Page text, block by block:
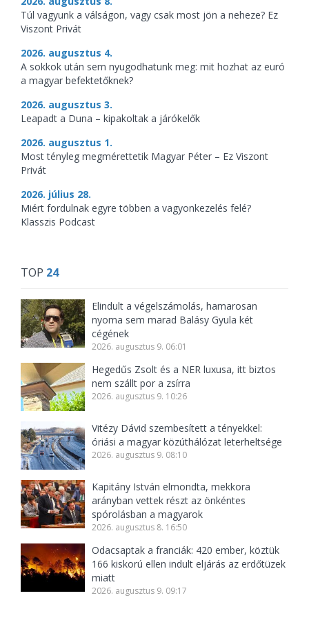
Túl vagyunk a válságon, vagy csak most jön a neheze? Ez
Viszont Privát
2026. augusztus 4.
A sokkok után sem nyugodhatunk meg: mit hozhat az euró
a magyar befektetőknek?
2026. augusztus 3.
Leapadt a Duna – kipakoltak a járókelők
2026. augusztus 1.
Most tényleg megmérettetik Magyar Péter – Ez Viszont
Privát
2026. július 28.
Miért fordulnak egyre többen a vagyonkezelés felé?
Klasszis Podcast
TOP 24
Elindult a végelszámolás, hamarosan
nyoma sem marad Balásy Gyula két
cégének
2026. augusztus 9. 06:01
Hegedűs Zsolt és a NER luxusa, itt biztos
nem szállt por a zsírra
2026. augusztus 9. 10:26
Vitézy Dávid szembesített a tényekkel:
óriási a magyar közúthálózat leterheltsége
2026. augusztus 9. 08:10
Kapitány István elmondta, mekkora
arányban vettek részt az önkéntes
spórolásban a magyarok
2026. augusztus 8. 16:50
Odacsaptak a franciák: 420 ember, köztük
166 kiskorú ellen indult eljárás az erdőtüzek
miatt
2026. augusztus 9. 09:17